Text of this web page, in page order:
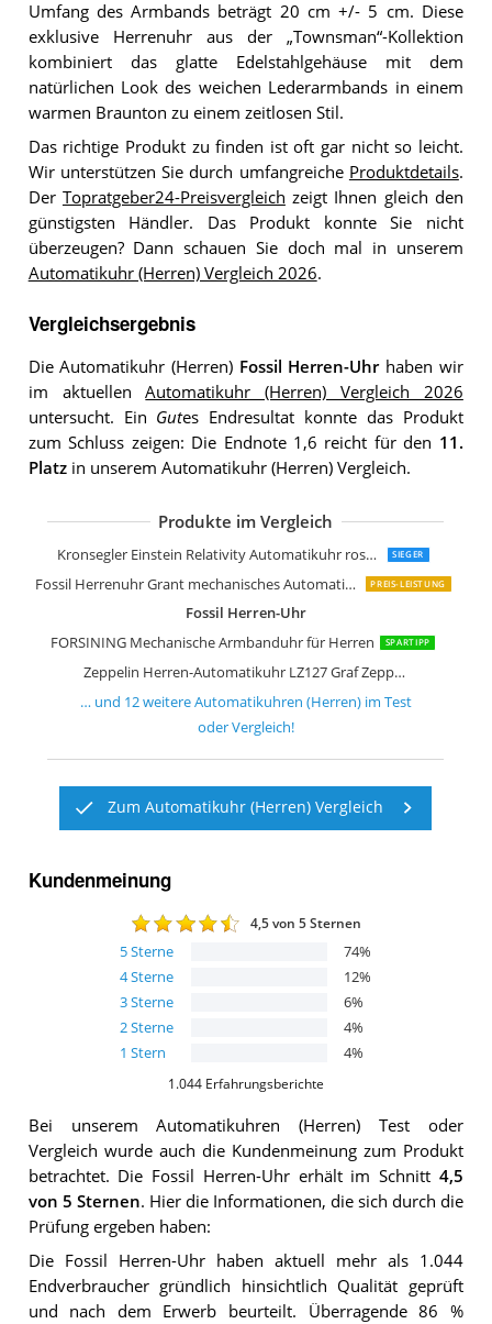
Umfang des Armbands beträgt 20 cm +/- 5 cm. Diese
exklusive Herrenuhr aus der „Townsman“-Kollektion
kombiniert das glatte Edelstahlgehäuse mit dem
natürlichen Look des weichen Lederarmbands in einem
warmen Braunton zu einem zeitlosen Stil.
Das richtige Produkt zu finden ist oft gar nicht so leicht.
Wir unterstützen Sie durch umfangreiche Produktdetails.
Der Topratgeber24-Preisvergleich zeigt Ihnen gleich den
günstigsten Händler. Das Produkt konnte Sie nicht
überzeugen? Dann schauen Sie doch mal in unserem
Automatikuhr (Herren) Vergleich 2026.
Vergleichsergebnis
Die Automatikuhr (Herren) Fossil Herren-Uhrhaben wir
im aktuellenAutomatikuhr (Herren) Vergleich 2026
untersucht. Ein Gutes Endresultat konnte das Produkt
zum Schluss zeigen: Die Endnote 1,6 reicht für den 11.
Platzin unserem Automatikuhr (Herren) Vergleich.
Produkte im Vergleich
Kronsegler Einstein Relativity Automatikuhr rosevergoldet- SIEGER
Fossil Herrenuhr Grant mechanisches Automatikwerk PREIS-LEISTUNG
Fossil Herren-Uhr
FORSINING Mechanische Armbanduhr für Herren
SPARTIPP
Zeppelin Herren-Automatikuhr LZ127 Graf Zeppelin
Mido Multifort Herrenuhr-Automatik
Fossil Townsman uhr für Herren
Citizen NH9131-73L
Seiko Herren-Uhr Automatik Edelstahl
Citizen Herren Analog Automatik Uhr
Fossil Herren Analog Automatik Uhr
Invicta Pro Diver Edelstahl Herren
BERNY Klassische Automatikuhr
BENYAR Uhren Herren Uhr Automatik
Lorus Herren-Uhr Automatik
Alienwork IK Automatikuhr
… und 12weitereAutomatikuhren (Herren)im Test
oder Vergleich!
Zum Automatikuhr (Herren) Vergleich
Kundenmeinung
4,5von 5 Sternen
5Sterne 74%
4Sterne 12%
3Sterne 6%
2Sterne 4%
1 Stern 4%
1.044 Erfahrungsberichte
Bei unseremAutomatikuhren (Herren) Test oder
Vergleich wurde auch die Kundenmeinung zum Produkt
betrachtet. Die Fossil Herren-Uhr erhält im Schnitt 4,5
von 5 Sternen. Hier die Informationen, die sich durch die
Prüfung ergeben haben:
Die Fossil Herren-Uhr haben aktuell mehr als 1.044
Endverbraucher gründlich hinsichtlich Qualität geprüft
und nach dem Erwerb beurteilt. Überragende 86 %